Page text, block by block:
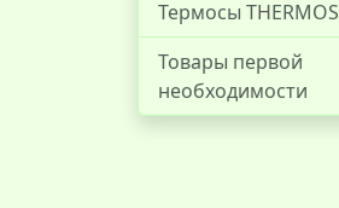
Термосы THERMOS
Товары первой
необходимости